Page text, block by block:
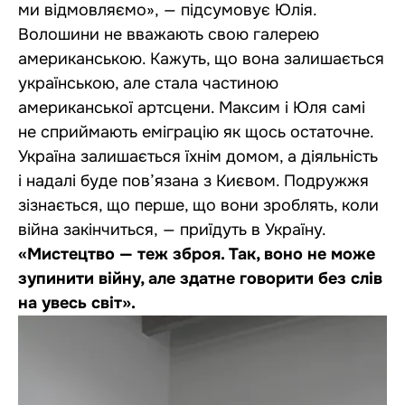
ми відмовляємо», — підсумовує Юлія.
Волошини не вважають свою галерею
американською. Кажуть, що вона залишається
українською, але стала частиною
американської артсцени. Максим і Юля самі
не сприймають еміграцію як щось остаточне.
Україна залишається їхнім домом, а діяльність
і надалі буде пов’язана з Києвом. Подружжя
зізнається, що перше, що вони зроблять, коли
війна закінчиться, — приїдуть в Україну.
«Мистецтво — теж зброя. Так, воно не може
зупинити війну, але здатне говорити без слів
на увесь світ».